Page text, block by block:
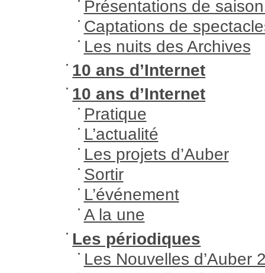
Présentations de
Captations de
Les nuits des Archives
10 ans d’Internet
10 ans d’Internet
Pratique
L’actualité
Les projets d’Auber
Sortir
L’événement
A la une
Les périodiques
Les Nouvelles d’Auber